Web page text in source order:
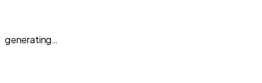
generating…